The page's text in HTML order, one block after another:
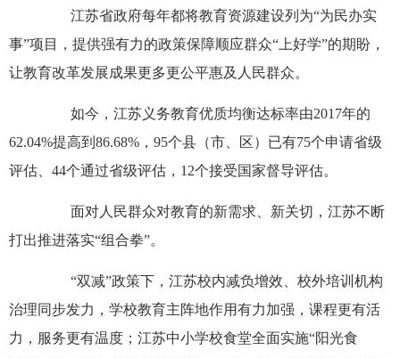
江苏省政府每年都将教育资源建设列为“为民办实
事”项目，提供强有力的政策保障顺应群众“上好学”的期盼，
让教育改革发展成果更多更公平惠及人民群众。
如今，江苏义务教育优质均衡达标率由2017年的
62.04%提高到86.68%，95个县（市、区）已有75个申请省级
评估、44个通过省级评估，12个接受国家督导评估。
面对人民群众对教育的新需求、新关切，江苏不断
打出推进落实“组合拳”。
“双减”政策下，江苏校内减负增效、校外培训机构
治理同步发力，学校教育主阵地作用有力加强，课程更有活
力，服务更有温度；江苏中小学校食堂全面实施“阳光食